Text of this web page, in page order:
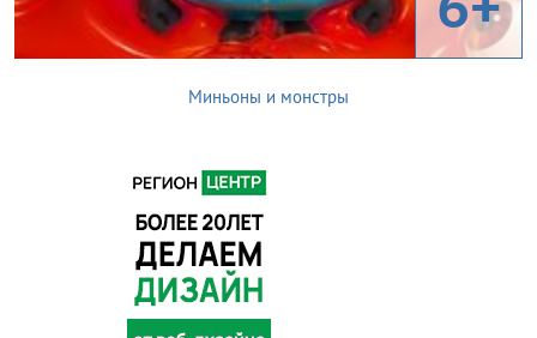
Миньоны и монстры